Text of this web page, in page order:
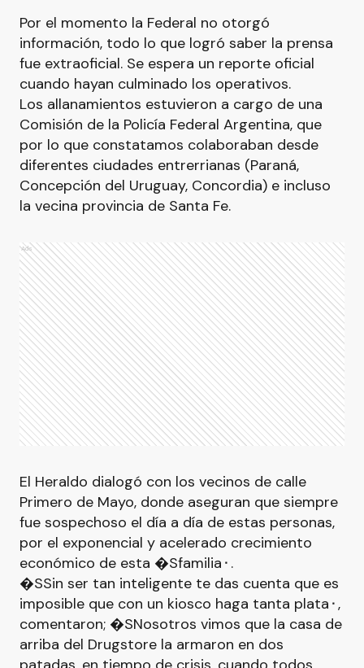
Por el momento la Federal no otorgó
información, todo lo que logró saber la prensa
fue extraoficial. Se espera un reporte oficial
cuando hayan culminado los operativos.
Los allanamientos estuvieron a cargo de una
Comisión de la Policía Federal Argentina, que
por lo que constatamos colaboraban desde
diferentes ciudades entrerrianas (Paraná,
Concepción del Uruguay, Concordia) e incluso
la vecina provincia de Santa Fe.
Ads
El Heraldo dialogó con los vecinos de calle
Primero de Mayo, donde aseguran que siempre
fue sospechoso el día a día de estas personas,
por el exponencial y acelerado crecimiento
económico de esta �Sfamilia⬝.
�SSin ser tan inteligente te das cuenta que es
imposible que con un kiosco haga tanta plata⬝,
comentaron; �SNosotros vimos que la casa de
arriba del Drugstore la armaron en dos